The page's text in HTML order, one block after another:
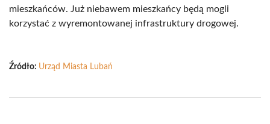
mieszkańców. Już niebawem mieszkańcy będą mogli
korzystać z wyremontowanej infrastruktury drogowej.
Źródło: Urząd Miasta Lubań